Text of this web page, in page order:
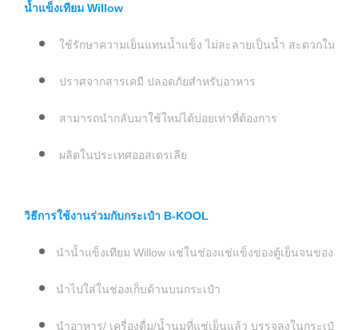
น้ำแข็งเทียม Willow
ใช้รักษาความเย็นแทนน้ำแข็ง ไม่ละลายเป็นน้ำ สะดวกในการ
ปราศจากสารเคมี ปลอดภัยสำหรับอาหาร
สามารถนำกลับมาใช้ใหม่ได้บ่อยเท่าที่ต้องการ
ผลิตในประเทศออสเตรเลีย
วิธีการใช้งานร่วมกับกระเป๋า B-KOOL
นำน้ำแข็งเทียม Willow แช่ในช่องแช่แข็งของตู้เย็นจนของเหล
นำไปใส่ในช่องเก็บด้านบนกระเป๋า
นำอาหาร/ เครื่องดื่ม/น้ำนมที่แช่เย็นแล้ว บรรจุลงในกระเป๋า แ